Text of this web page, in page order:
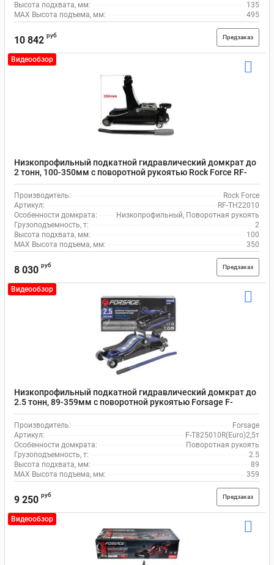
Высота подхвата, мм:
135
MAX Высота подъема, мм:
495
10 842 руб Предзаказ
Видеообзор
Низкопрофильный подкатной гидравлический домкрат до
2 тонн, 100-350мм с поворотной рукоятью Rock Force RF-
TH22010
Производитель:
Rock Force
Артикул:
RF-TH22010
Особенности домкрата:
Низкопрофильный, Поворотная рукоять
Грузоподъемность, т:
2
Высота подхвата, мм:
100
MAX Высота подъема, мм:
350
8 030 руб Предзаказ
Видеообзор
Низкопрофильный подкатной гидравлический домкрат до
2.5 тонн, 89-359мм с поворотной рукоятью Forsage F-
T825010R(Euro)2,5т
Производитель:
Forsage
Артикул:
F-T825010R(Euro)2,5т
Особенности домкрата:
Поворотная рукоять
Грузоподъемность, т:
2.5
Высота подхвата, мм:
89
MAX Высота подъема, мм:
359
9 250 руб Предзаказ
Видеообзор